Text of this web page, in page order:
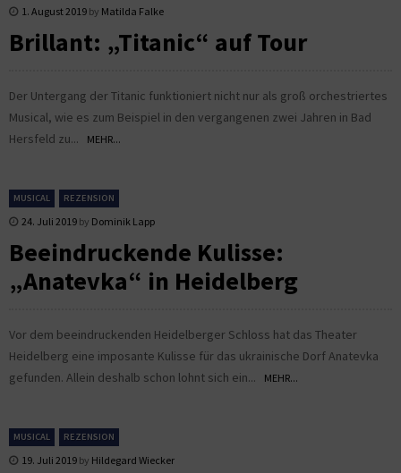
1. August 2019 by Matilda Falke
Brillant: „Titanic“ auf Tour
Der Untergang der Titanic funktioniert nicht nur als groß orchestriertes
Musical, wie es zum Beispiel in den vergangenen zwei Jahren in Bad
Hersfeld zu...
MEHR...
MUSICAL REZENSION
24. Juli 2019 by Dominik Lapp
Beeindruckende Kulisse:
„Anatevka“ in Heidelberg
Vor dem beeindruckenden Heidelberger Schloss hat das Theater
Heidelberg eine imposante Kulisse für das ukrainische Dorf Anatevka
gefunden. Allein deshalb schon lohnt sich ein...
MEHR...
MUSICAL REZENSION
19. Juli 2019 by Hildegard Wiecker